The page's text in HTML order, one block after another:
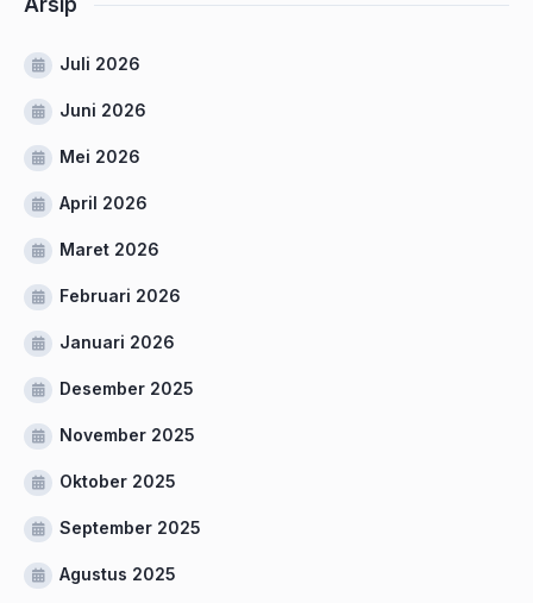
Arsip
Juli 2026
Juni 2026
Mei 2026
April 2026
Maret 2026
Februari 2026
Januari 2026
Desember 2025
November 2025
Oktober 2025
September 2025
Agustus 2025